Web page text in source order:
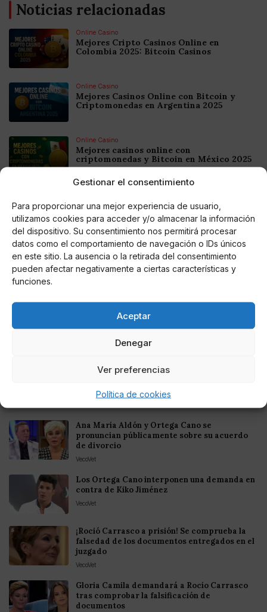
Gestionar el consentimiento
Para proporcionar una mejor experiencia de usuario,
utilizamos cookies para acceder y/o almacenar la información
del dispositivo. Su consentimiento nos permitirá procesar
datos como el comportamiento de navegación o IDs únicos
en este sitio. La ausencia o la retirada del consentimiento
pueden afectar negativamente a ciertas características y
funciones.
Aceptar
Denegar
Ver preferencias
Política de cookies
Noticias relacionadas
Online Casino
Mejores Cripto Casinos Online en
Colombia 2025: Bitcoin Casinos
Online Casino
Mejores Casinos Online con Bitcoin y
Criptomonedas en Argentina 2025
Online Casino
Mejores casinos online con
criptomonedas y Bitcoin en México 2025
Fortnite regresa para iOS en la Unión
Europea
Te puede interesar
Checa éstas películas de Halloween para
morir de miedo en ésta noche de brujas:
Rocío Carrasco insinúa que hubo
Camila y José Fernando
Ana María Aldón y Ortega Cano se
pronuncian públicamente sobre su acuerdo
de divorcio
VecoVet
Los Ortega Cano interponen una demanda en
contra de Kiko Jiménez
VecoVet
¡Roció Carrasco a prisión! Se comprueba la
falsedad de los documentos entregados en el
juzgado
VecoVet
Gloria Camila demandará a Rocío Carrasco
tras comprobar la falsificación de
documentos